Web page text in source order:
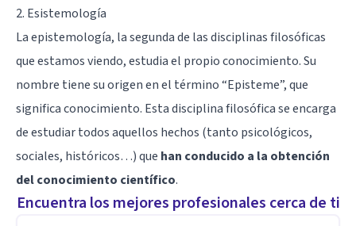
2. Esistemología
La epistemología, la segunda de las disciplinas filosóficas
que estamos viendo, estudia el propio conocimiento. Su
nombre tiene su origen en el término “Episteme”, que
significa conocimiento. Esta disciplina filosófica se encarga
de estudiar todos aquellos hechos (tanto psicológicos,
sociales, históricos…) que han conducido a la obtención
del conocimiento científico.
Encuentra los mejores profesionales cerca de ti